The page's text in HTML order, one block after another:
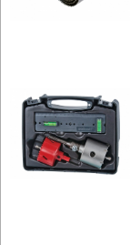
BHP
SPRZĘT
AGD